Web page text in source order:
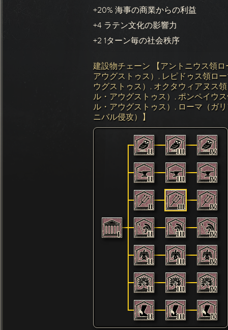
+20% 海事の商業からの利益
+4 ラテン文化の影響力
+2 1ターン毎の社会秩序
建設物チェーン 【アントニウス領
アウグストゥス）, レピドゥス領ロ
ウグストゥス）, オクタウィアヌス
ル・アウグストゥス）, ポンペイウ
ル・アウグストゥス）, ローマ（ガ
ニバル侵攻）】